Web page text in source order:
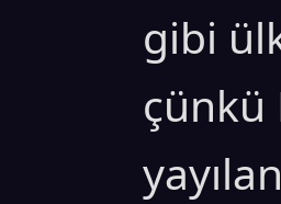
gibi
çünkü